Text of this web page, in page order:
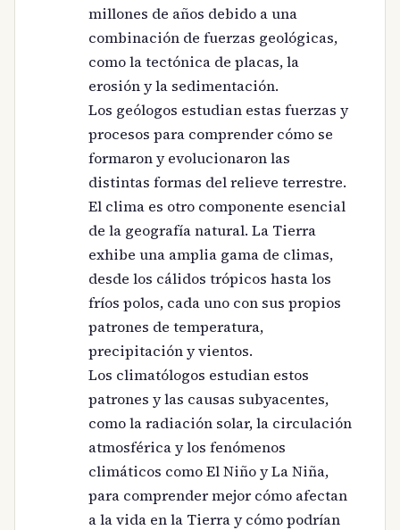
millones de años debido a una
combinación de fuerzas geológicas,
como la tectónica de placas, la
erosión y la sedimentación.
Los geólogos estudian estas fuerzas y
procesos para comprender cómo se
formaron y evolucionaron las
distintas formas del relieve terrestre.
El clima es otro componente esencial
de la geografía natural. La Tierra
exhibe una amplia gama de climas,
desde los cálidos trópicos hasta los
fríos polos, cada uno con sus propios
patrones de temperatura,
precipitación y vientos.
Los climatólogos estudian estos
patrones y las causas subyacentes,
como la radiación solar, la circulación
atmosférica y los fenómenos
climáticos como El Niño y La Niña,
para comprender mejor cómo afectan
a la vida en la Tierra y cómo podrían